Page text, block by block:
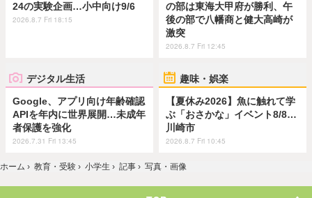
24の実験企画…小中向け9/6
2026.8.7 Fri 18:15
の部は東海大甲府が勝利、午
後の部で八幡商と健大高崎が
激突
2026.8.7 Fri 12:45
デジタル生活
Google、アプリ向け年齢確認
APIを年内に世界展開…未成年
者保護を強化
2026.7.31 Fri 13:45
趣味・娯楽
【夏休み2026】魚に触れて学
ぶ「おさかな」イベント8/8…
川崎市
2026.8.7 Fri 10:45
ホーム › 教育・受験 › 小学生 › 記事 › 写真・画像